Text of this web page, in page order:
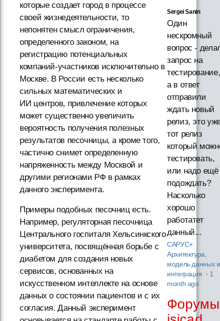
которые создает город в процессе
своей жизнедеятельности, то
непонятен смысл ограничения,
определенного законом, на
регистрацию потенциальных
компаний-участников исключительно в
Москве. В России есть несколько
сильных математических и
ИИ центров, привлечение которых
может существенно увеличить
вероятность получения полезных
результатов песочницы, а кроме того,
частично снимет определенную
напряженность между Москвой и
другими регионами РФ в рамках
данного эксперимента.
Примеры подобных песочниц есть.
Например, регуляторная песочница
Центрального госпиталя Хельсинкского
университета, посвящённая борьбе с
диабетом для создания новых
сервисов, основанных на
искусственном интеллекте на основе
данных о состоянии пациентов и с их
согласия. Данный эксперимент
Sergei Sanin
Один
нескромный
вопрос -
запрос на
тестирование,
а в ответ
отправили
ждать новый
релиз, это
тот релиз
который
тестировать,
или надо ещё
подождать?
Насколько
хорошо
работатет
данный...
САРУС+:
Архитектура,
модель данных и
интеграция · 1
month ago
Форумы